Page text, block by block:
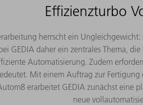
Effizienzturbo
herrscht ein
GEDIA daher ein zentrales Thema,
Automatisierung. Zudem
Mit einem Auftrag zur
erarbeitet GEDIA zunächst
neue